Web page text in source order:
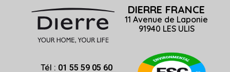
DIERRE FRANCE
11 Avenue de Laponie
91940 LES ULIS
Tél : 01 55 59 05 60